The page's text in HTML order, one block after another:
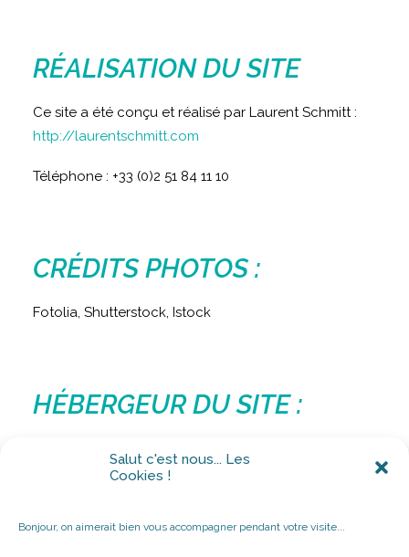
Salut c'est nous... Les
Cookies !
Bonjour, on aimerait bien vous accompagner pendant votre visite...
RÉALISATION DU SITE
Ce site a été conçu et réalisé par Laurent Schmitt :
http://laurentschmitt.com
Téléphone : +33 (0)2 51 84 11 10
CRÉDITS PHOTOS :
Fotolia, Shutterstock, Istock
HÉBERGEUR DU SITE :
son siège social au 63-65 boulevard Massena à Paris